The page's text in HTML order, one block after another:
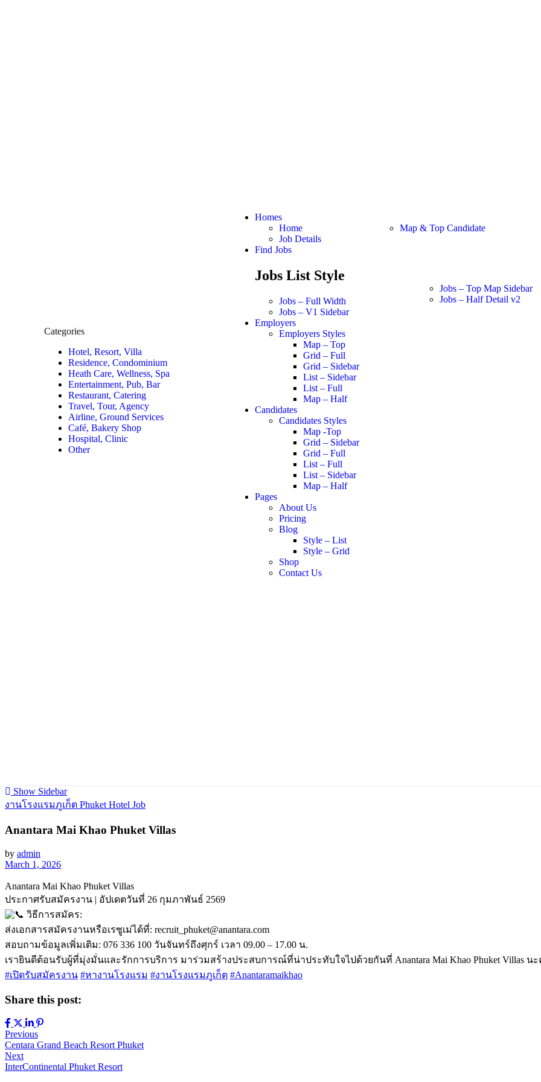
Categories
Hotel, Resort, Villa
Residence, Condominium
Heath Care, Wellness, Spa
Entertainment, Pub, Bar
Restaurant, Catering
Travel, Tour, Agency
Airline, Ground Services
Café, Bakery Shop
Hospital, Clinic
Other
Homes
Home
Job Details
Map & Top Candidate
Find Jobs
Jobs List Style
Jobs – Full Width
Jobs – V1 Sidebar
Jobs – Top Map Sidebar
Jobs – Half Detail v2
Employers
Employers Styles
Map – Top
Grid – Full
Grid – Sidebar
List – Sidebar
List – Full
Map – Half
Candidates
Candidates Styles
Map -Top
Grid – Sidebar
Grid – Full
List – Full
List – Sidebar
Map – Half
Pages
About Us
Pricing
Blog
Style – List
Style – Grid
Shop
Contact Us
Show Sidebar
งานโรงแรมภูเก็ต Phuket Hotel Job
Anantara Mai Khao Phuket Villas
by admin
March 1, 2026
Anantara Mai Khao Phuket Villas
ประกาศรับสมัครงาน | อัปเดตวันที่ 26 กุมภาพันธ์ 2569
วิธีการสมัคร:
ส่งเอกสารสมัครงานหรือเรซูเม่ได้ที่: recruit_phuket@anantara.com
สอบถามข้อมูลเพิ่มเติม: 076 336 100 วันจันทร์ถึงศุกร์ เวลา 09.00 – 17.00 น.
เรายินดีต้อนรับผู้ที่มุ่งมั่นและรักการบริการ มาร่วมสร้างประสบการณ์ที่น่าประทับใจไปด้วยกันที่ Anantara Mai Khao Phuket Villas น
#เปิดรับสมัครงาน #หางานโรงแรม #งานโรงแรมภูเก็ต #Anantaramaikhao
Share this post:
Previous
Centara Grand Beach Resort Phuket
Next
InterContinental Phuket Resort